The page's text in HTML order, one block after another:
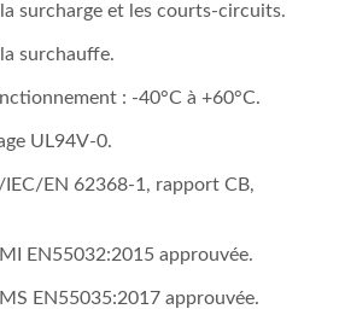
surcharge et les courts-circuits.
surchauffe.
: -40°C à +60°C.
UL94V-0.
EN 62368-1, rapport CB,
EN55032:2015 approuvée.
EN55035:2017 approuvée.